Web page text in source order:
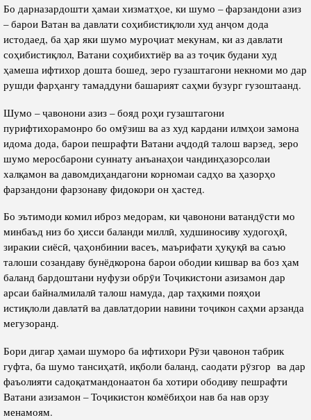
Бо дарназардошти ҳамаи хизматҳое, ки шумо – фарзандони азиз
– барои Ватан ва давлати соҳибистиқлоли худ анҷом дода
истодаед, ба ҳар яки шумо муроҷиат мекунам, ки аз давлати
соҳибистиқлол, Ватани соҳибихтиёр ва аз тоҷик будани худ
ҳамеша ифтихор дошта бошед, зеро гузаштагони некноми мо дар
рушди фарҳангу тамаддуни башарият саҳми бузург гузоштаанд.
Шумо – ҷавонони азиз – бояд роҳи гузаштагони
пурифтихорамонро бо омӯзиш ва аз худ кардани илмҳои замона
идома дода, барои пешрафти Ватани аҷдодӣ талош варзед, зеро
шумо меросбарони суннату анъанаҳои чандинҳазорсолаи
халқамон ва давомдиҳандагони корномаи садҳо ва ҳазорҳо
фарзандони фарзонаву фидокори он ҳастед.
Бо эътимоди комил иброз медорам, ки ҷавонони ватандӯсти мо
минбаъд низ бо ҳисси баланди миллӣ, худшиносиву худогоҳӣ,
зиракии сиёсӣ, ҷаҳонбинии васеъ, маърифати ҳуқуқӣ ва саъю
талоши созандаву бунёдкорона барои ободии кишвар ва боз ҳам
баланд бардоштани нуфузи обрӯи Тоҷикистони азизамон дар
арсаи байналмилалӣ талош намуда, дар таҳкими пояҳои
истиқлоли давлатӣ ва давлатдории навини тоҷикон саҳми арзанда
мегузоранд.
Бори дигар ҳамаи шуморо ба ифтихори Рӯзи ҷавонон табрик
гуфта, ба шумо тансиҳатӣ, иқболи баланд, саодати рӯзгор ва дар
фаъолияти садоқатмандонаатон ба хотири ободиву пешрафти
Ватани азизамон – Тоҷикистон комёбиҳои нав ба нав орзу
менамоям.